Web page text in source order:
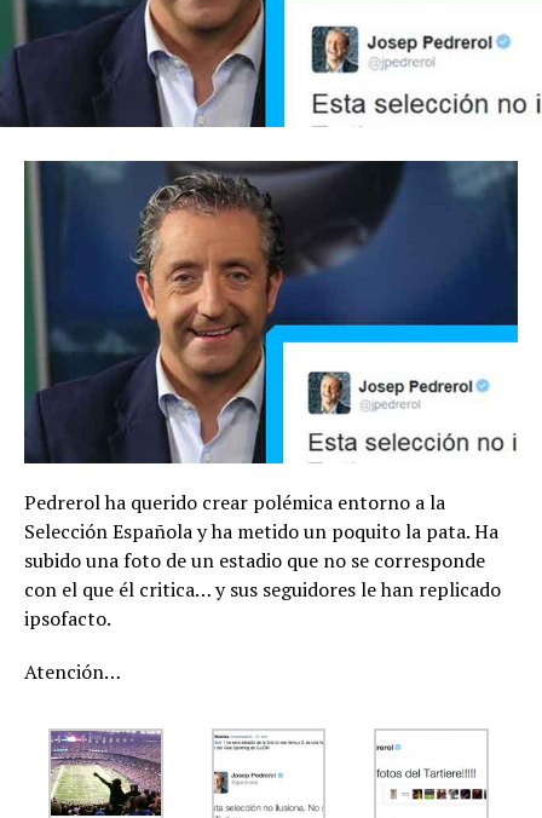
Pedrerol ha querido crear polémica entorno a la
Selección Española y ha metido un poquito la pata. Ha
subido una foto de un estadio que no se corresponde
con el que él critica… y sus seguidores le han replicado
ipsofacto.
Atención…